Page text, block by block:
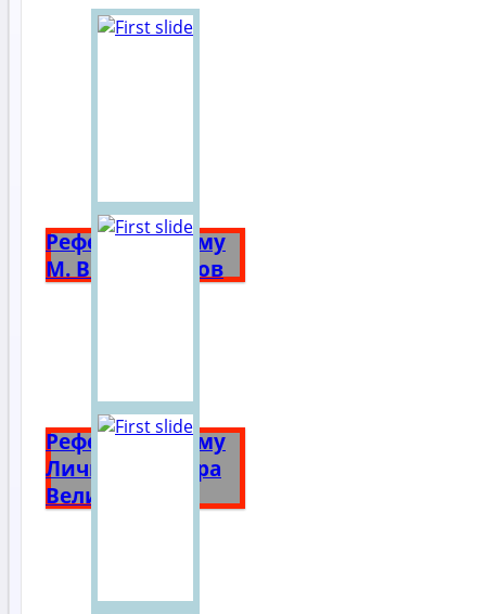
Реферат на тему
М. В. Ломоносов
Реферат на тему
Личность Петра
Великого